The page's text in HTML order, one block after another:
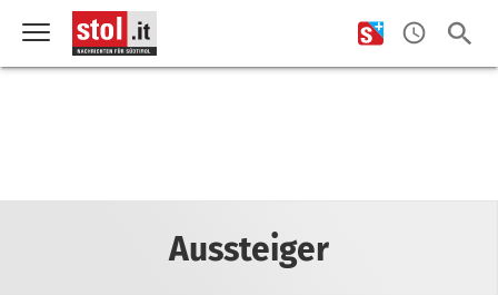
Aussteiger